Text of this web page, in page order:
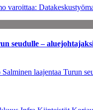
varoittaa:
seudulle –
laajentaa Turun